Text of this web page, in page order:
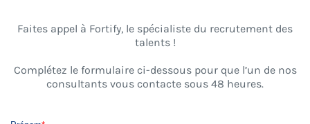
Faites appel à Fortify, le spécialiste du recrutement des
talents !
Complétez le formulaire ci-dessous pour que l’un de nos
consultants vous contacte sous 48 heures.